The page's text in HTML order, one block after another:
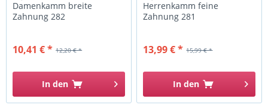
Damenkamm breite
Zahnung 282
12,20 € *
10,41 € *
In den
Herrenkamm feine
Zahnung 281
15,99 € *
13,99 € *
In den